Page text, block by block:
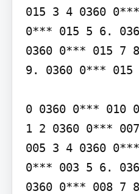
015 3 4 0360
0*** 015 5 6.
0360 0*** 015 7
9. 0360 0*** 015
0 0360 0*** 010
1 2 0360 0***
005 3 4 0360
0*** 003 5 6.
0360 0*** 008 7